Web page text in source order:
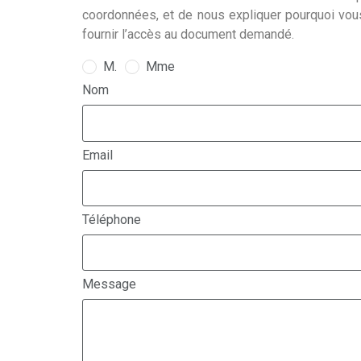
coordonnées, et de nous expliquer pourquoi
fournir l’accès au document demandé.
M.
Mme
Nom
Email
Téléphone
Message